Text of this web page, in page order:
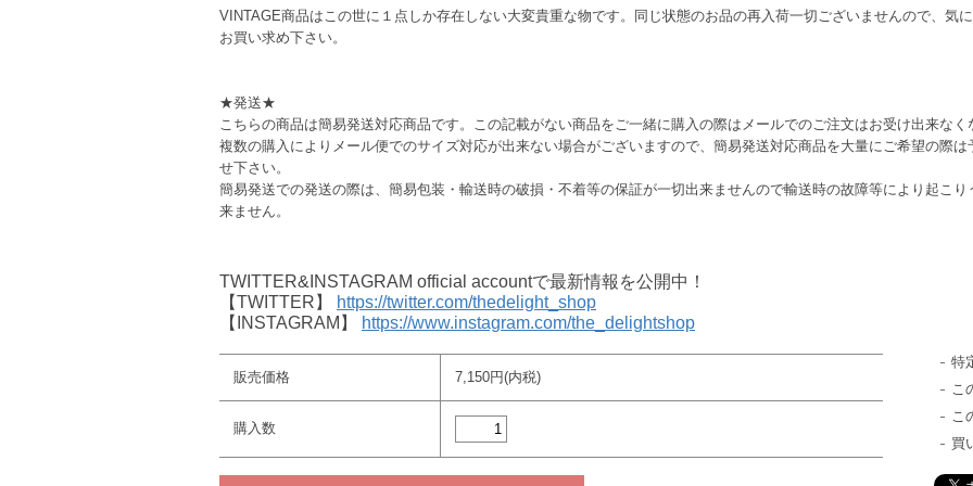
VINTAGE商品はこの世に１点しか存在しない大変貴重な物です。同じ状態のお品の再入荷一切ございませんので、気
お買い求め下さい。
★発送★
こちらの商品は簡易発送対応商品です。この記載がない商品をご一緒に購入の際はメールでのご注文はお受け出来な
複数の購入によりメール便でのサイズ対応が出来ない場合がございますので、簡易発送対応商品を大量にご希望の際
せ下さい。
簡易発送での発送の際は、簡易包装・輸送時の破損・不着等の保証が一切出来ませんので輸送時の故障等により起こ
来ません。
TWITTER&INSTAGRAM official accountで最新情報を公開中！
【TWITTER】
https://twitter.com/thedelight_shop
【INSTAGRAM】
https://www.instagram.com/the_delightshop
販売価格 7,150円(内税)
購入数
特
こ
こ
買